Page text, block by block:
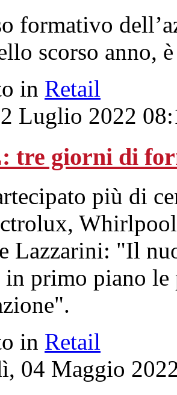
formativo
scorso anno,
in Retail
Luglio 2022
tre giorni di
più di
Lazzarini: "Il
in primo piano le
in Retail
04 Maggio